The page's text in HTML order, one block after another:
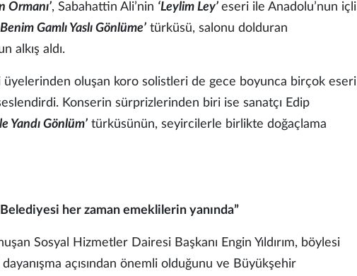
Ormanı’, Sabahattin Ali’nin ‘Leylim Ley’ eseri ile Anadolu’nun içli
Gamlı Yaslı Gönlüme’ türküsü, salonu dolduran
alkış aldı.
üyelerinden oluşan koro solistleri de gece boyunca birçok eseri
Konserin sürprizlerinden biri ise sanatçı Edip
Yandı Gönlüm’ türküsünün, seyircilerle birlikte doğaçlama
Belediyesi her zaman emeklilerin yanında”
Sosyal Hizmetler Dairesi Başkanı Engin Yıldırım, böylesi
açısından önemli olduğunu ve Büyükşehir